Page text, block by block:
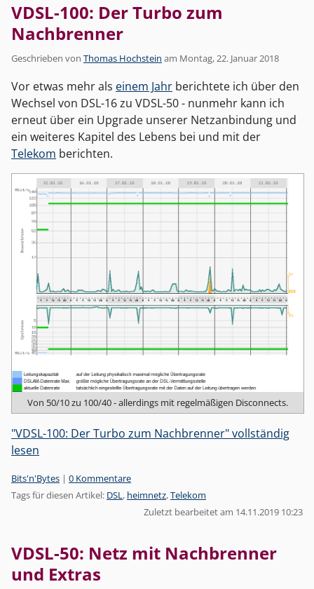
VDSL-100: Der Turbo zum
Nachbrenner
Geschrieben von Thomas Hochstein am Montag, 22. Januar 2018
Vor etwas mehr als einem Jahr berichtete ich über den
Wechsel von DSL-16 zu VDSL-50 - nunmehr kann ich
erneut über ein Upgrade unserer Netzanbindung und
ein weiteres Kapitel des Lebens bei und mit der
Telekom berichten.
Von 50/10 zu 100/40 - allerdings mit regelmäßigen Disconnects.
"VDSL-100: Der Turbo zum Nachbrenner" vollständig
lesen
Kategorien:
Bits'n'Bytes | 0 Kommentare
Tags für diesen Artikel: DSL, heimnetz,Telekom
Zuletzt bearbeitet am 14.11.2019 10:23
VDSL-50: Netz mit Nachbrenner
und Extras